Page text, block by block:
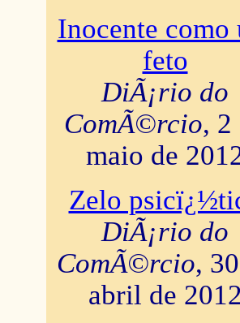
Inocente como
feto
DiÃ¡rio do
ComÃ©rcio, 2
maio de
Zelo
DiÃ¡rio do
ComÃ©rcio,
abril de 2012